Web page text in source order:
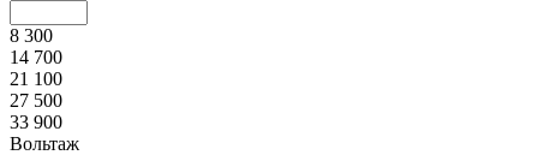
8 300
14 700
21 100
27 500
33 900
Вольтаж